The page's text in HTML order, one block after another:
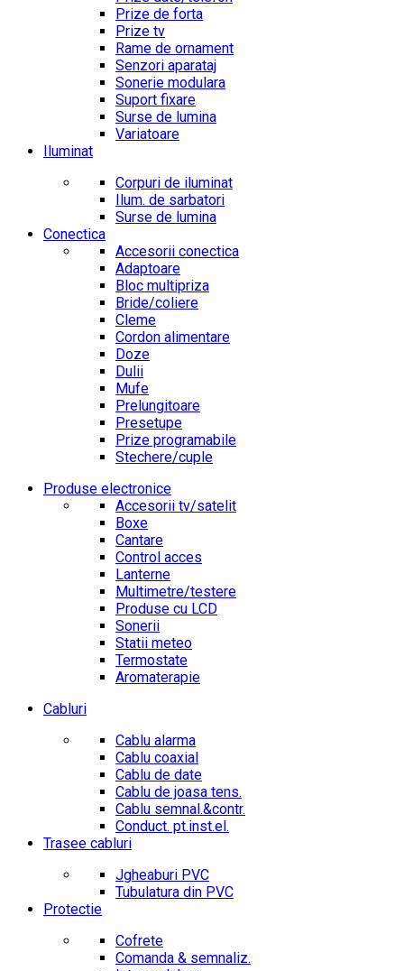
Prize de forta
Prize tv
Rame de ornament
Senzori aparataj
Sonerie modulara
Suport fixare
Surse de lumina
Variatoare
Iluminat
Corpuri de iluminat
Ilum. de sarbatori
Surse de lumina
Conectica
Accesorii conectica
Adaptoare
Bloc multipriza
Bride/coliere
Cleme
Cordon alimentare
Doze
Dulii
Mufe
Prelungitoare
Presetupe
Prize programabile
Stechere/cuple
Produse electronice
Accesorii tv/satelit
Boxe
Cantare
Control acces
Lanterne
Multimetre/testere
Produse cu LCD
Sonerii
Statii meteo
Termostate
Aromaterapie
Cabluri
Cablu alarma
Cablu coaxial
Cablu de date
Cablu de joasa tens.
Cablu semnal.&contr.
Conduct. pt.inst.el.
Trasee cabluri
Jgheaburi PVC
Tubulatura din PVC
Protectie
Cofrete
Comanda & semnaliz.